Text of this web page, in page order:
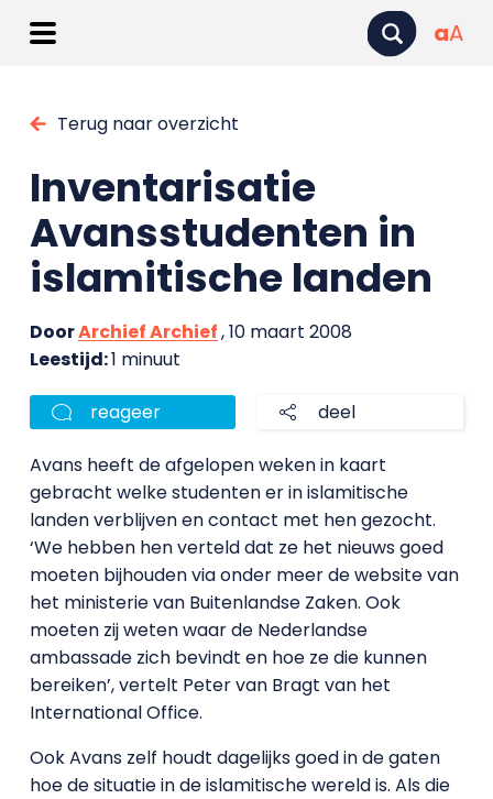
aA
Terug naar overzicht
Inventarisatie
Avansstudenten in
islamitische landen
DoorArchief Archief, 10 maart 2008
Leestijd:1 minuut
reageer deel
Avans heeft de afgelopen weken in kaart
gebracht welke studenten er in islamitische
landen verblijven en contact met hen gezocht.
‘We hebben hen verteld dat ze het nieuws goed
moeten bijhouden via onder meer de website van
het ministerie van Buitenlandse Zaken. Ook
moeten zij weten waar de Nederlandse
ambassade zich bevindt en hoe ze die kunnen
bereiken’, vertelt Peter van Bragt van het
International Office.
Ook Avans zelf houdt dagelijks goed in de gaten
hoe de situatie in de islamitische wereld is. Als die